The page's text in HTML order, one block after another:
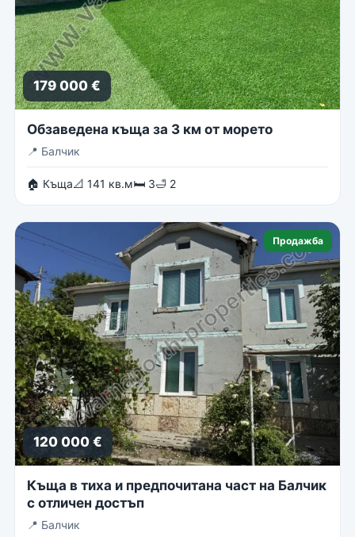
179 000 €
Обзаведена къща за 3 км от морето
📍 Балчик
🏠 Къща📐 141 кв.м🛏 3🛁 2
Продажба
120 000 €
Къща в тиха и предпочитана част на Балчик
с отличен достъп
📍 Балчик